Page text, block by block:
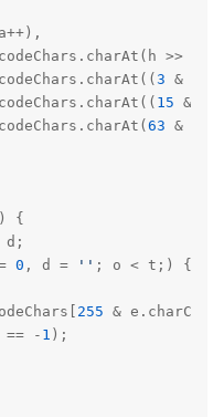
>>
3 & h)
15 &
63 & t)
{
0 , d = '' ; o < t;) {
255 &
-1 );